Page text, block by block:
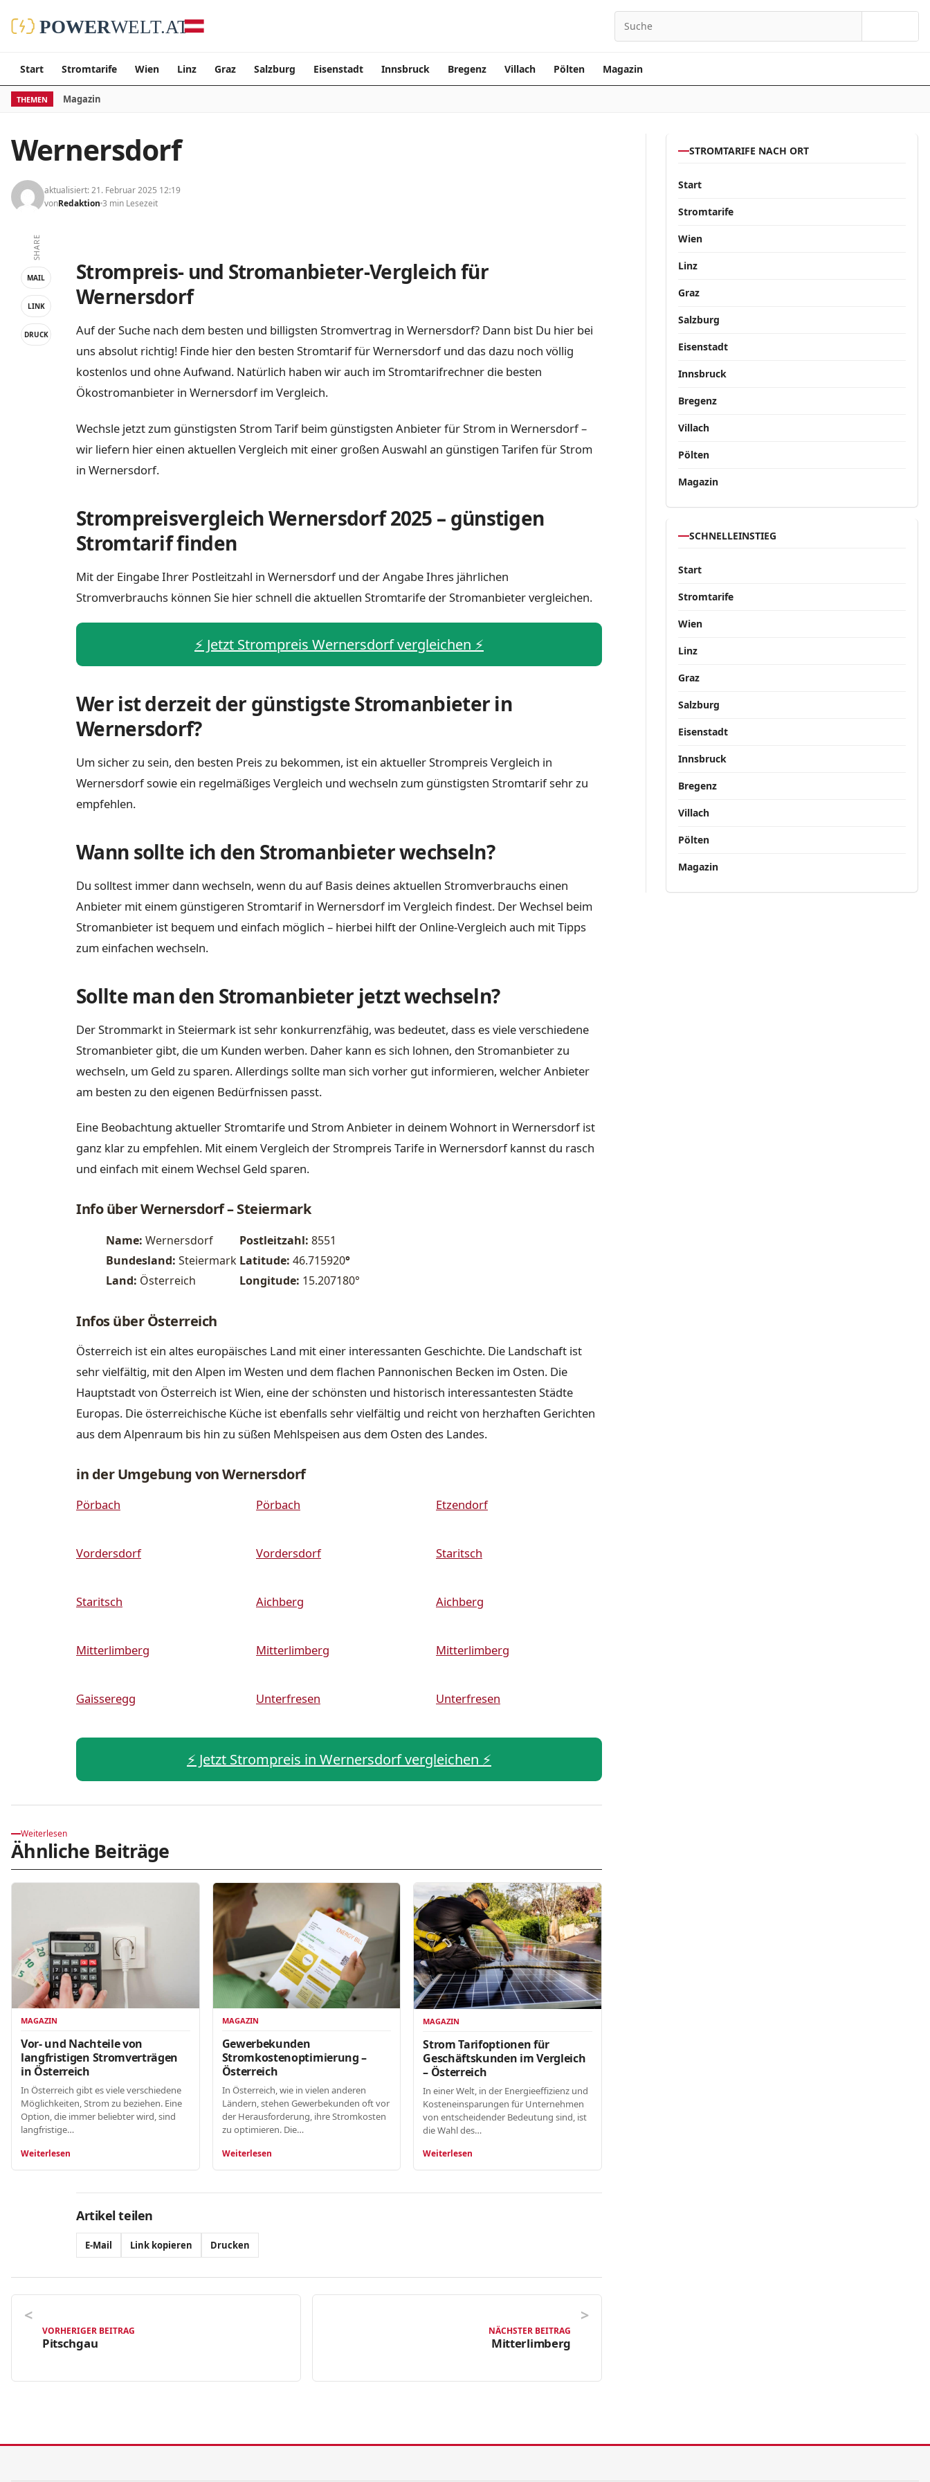
Start Stromtarife Wien Linz Graz Salzburg Eisenstadt Innsbruck Bregenz Villach Pölten Magazin
THEMEN Magazin
Wernersdorf
aktualisiert: 21. Februar 2025 12:19
vonRedaktion 3 min Lesezeit
SHARE
MAIL
LINK
DRUCK
Strompreis- und Stromanbieter-Vergleich für
Wernersdorf
Auf der Suche nach dem besten und billigsten Stromvertrag in Wernersdorf? Dann bist Du hier bei
uns absolut richtig! Finde hier den besten Stromtarif für Wernersdorf und das dazu noch völlig
kostenlos und ohne Aufwand. Natürlich haben wir auch im Stromtarifrechner die besten
Ökostromanbieter in Wernersdorf im Vergleich.
Wechsle jetzt zum günstigsten Strom Tarif beim günstigsten Anbieter für Strom in Wernersdorf –
wir liefern hier einen aktuellen Vergleich mit einer großen Auswahl an günstigen Tarifen für Strom
in Wernersdorf.
Strompreisvergleich Wernersdorf 2025 – günstigen
Stromtarif finden
Mit der Eingabe Ihrer Postleitzahl in Wernersdorf und der Angabe Ihres jährlichen
Stromverbrauchs können Sie hier schnell die aktuellen Stromtarife der Stromanbieter vergleichen.
⚡️ Jetzt Strompreis Wernersdorf vergleichen ⚡️
Wer ist derzeit der günstigste Stromanbieter in
Wernersdorf?
Um sicher zu sein, den besten Preis zu bekommen, ist ein aktueller Strompreis Vergleich in
Wernersdorf sowie ein regelmäßiges Vergleich und wechseln zum günstigsten Stromtarif sehr zu
empfehlen.
Wann sollte ich den Stromanbieter wechseln?
Du solltest immer dann wechseln, wenn du auf Basis deines aktuellen Stromverbrauchs einen
Anbieter mit einem günstigeren Stromtarif in Wernersdorf im Vergleich findest. Der Wechsel beim
Stromanbieter ist bequem und einfach möglich – hierbei hilft der Online-Vergleich auch mit Tipps
zum einfachen wechseln.
Sollte man den Stromanbieter jetzt wechseln?
Der Strommarkt in Steiermark ist sehr konkurrenzfähig, was bedeutet, dass es viele verschiedene
Stromanbieter gibt, die um Kunden werben. Daher kann es sich lohnen, den Stromanbieter zu
wechseln, um Geld zu sparen. Allerdings sollte man sich vorher gut informieren, welcher Anbieter
am besten zu den eigenen Bedürfnissen passt.
Eine Beobachtung aktueller Stromtarife und Strom Anbieter in deinem Wohnort in Wernersdorf ist
ganz klar zu empfehlen. Mit einem Vergleich der Strompreis Tarife in Wernersdorf kannst du rasch
und einfach mit einem Wechsel Geld sparen.
Info über Wernersdorf – Steiermark
Name: Wernersdorf Postleitzahl: 8551
Bundesland: Steiermark Latitude: 46.715920°
Land: Österreich Longitude: 15.207180°
Infos über Österreich
Österreich ist ein altes europäisches Land mit einer interessanten Geschichte. Die Landschaft ist
sehr vielfältig, mit den Alpen im Westen und dem flachen Pannonischen Becken im Osten. Die
Hauptstadt von Österreich ist Wien, eine der schönsten und historisch interessantesten Städte
Europas. Die österreichische Küche ist ebenfalls sehr vielfältig und reicht von herzhaften Gerichten
aus dem Alpenraum bis hin zu süßen Mehlspeisen aus dem Osten des Landes.
in der Umgebung von Wernersdorf
Pörbach Pörbach Etzendorf
Vordersdorf Vordersdorf Staritsch
Staritsch Aichberg Aichberg
Mitterlimberg Mitterlimberg Mitterlimberg
Gaisseregg Unterfresen Unterfresen
⚡️ Jetzt Strompreis in Wernersdorf vergleichen ⚡️
Weiterlesen
Ähnliche Beiträge
MAGAZIN
Vor- und Nachteile von
langfristigen Stromverträgen
in Österreich
In Österreich gibt es viele verschiedene
Möglichkeiten, Strom zu beziehen. Eine
Option, die immer beliebter wird, sind
langfristige…
Weiterlesen
MAGAZIN
Gewerbekunden
Stromkostenoptimierung –
Österreich
In Österreich, wie in vielen anderen
Ländern, stehen Gewerbekunden oft vor
der Herausforderung, ihre Stromkosten
zu optimieren. Die…
Weiterlesen
MAGAZIN
Strom Tarifoptionen für
Geschäftskunden im Vergleich
– Österreich
In einer Welt, in der Energieeffizienz und
Kosteneinsparungen für Unternehmen
von entscheidender Bedeutung sind, ist
die Wahl des…
Weiterlesen
Artikel teilen
E-Mail Link kopieren Drucken
VORHERIGER BEITRAG
Pitschgau
NÄCHSTER BEITRAG
Mitterlimberg
STROMTARIFE NACH ORT
Start
Stromtarife
Wien
Linz
Graz
Salzburg
Eisenstadt
Innsbruck
Bregenz
Villach
Pölten
Magazin
SCHNELLEINSTIEG
Start
Stromtarife
Wien
Linz
Graz
Salzburg
Eisenstadt
Innsbruck
Bregenz
Villach
Pölten
Magazin